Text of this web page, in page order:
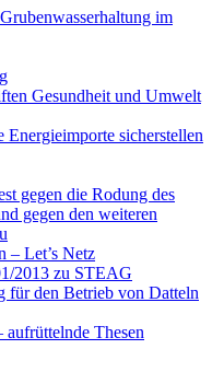
im
Gesundheit und Umwelt
Energieimporte sicherstellen
gegen die Rodung des
gegen den weiteren
– Let’s Netz
2013 zu STEAG
für den Betrieb von Datteln
Thesen